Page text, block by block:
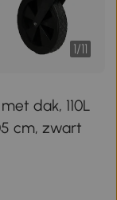
1/11
dak, 110L
cm, zwart